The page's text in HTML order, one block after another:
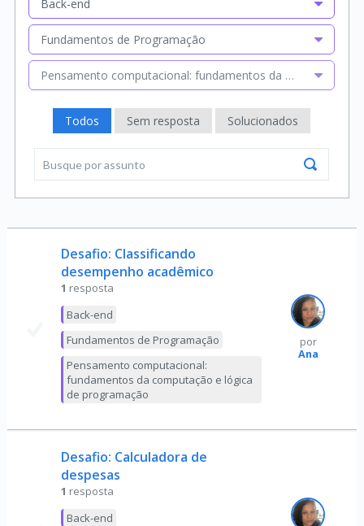
Back-end
Fundamentos de Programação
Pensamento computacional: fundamentos da computação
Todos Sem resposta Solucionados
Desafio: Classificando
desempenho acadêmico
1 resposta
Back-end
Fundamentos de Programação
Pensamento computacional:
fundamentos da computação e lógica
de programação
por
Ana
Desafio: Calculadora de
despesas
1 resposta
Back-end